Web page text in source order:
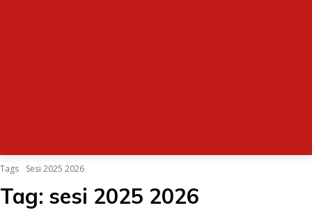
Tags Sesi 2025 2026
Tag: sesi 2025 2026